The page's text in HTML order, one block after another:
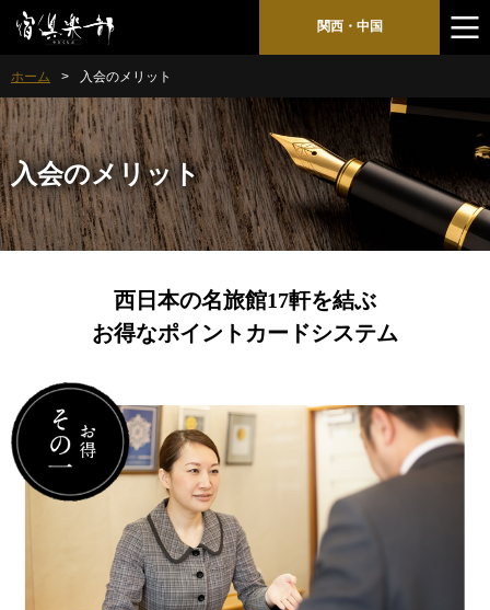
関西・中国
ホーム 入会のメリット
入会のメリット
西日本の名旅館17軒を結ぶ
お得なポイントカードシステム